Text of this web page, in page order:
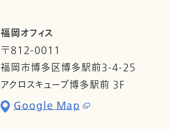
福岡オフィス
〒812-0011
福岡市博多区博多駅前3-4-25
アクロスキューブ博多駅前 3F
Google Map